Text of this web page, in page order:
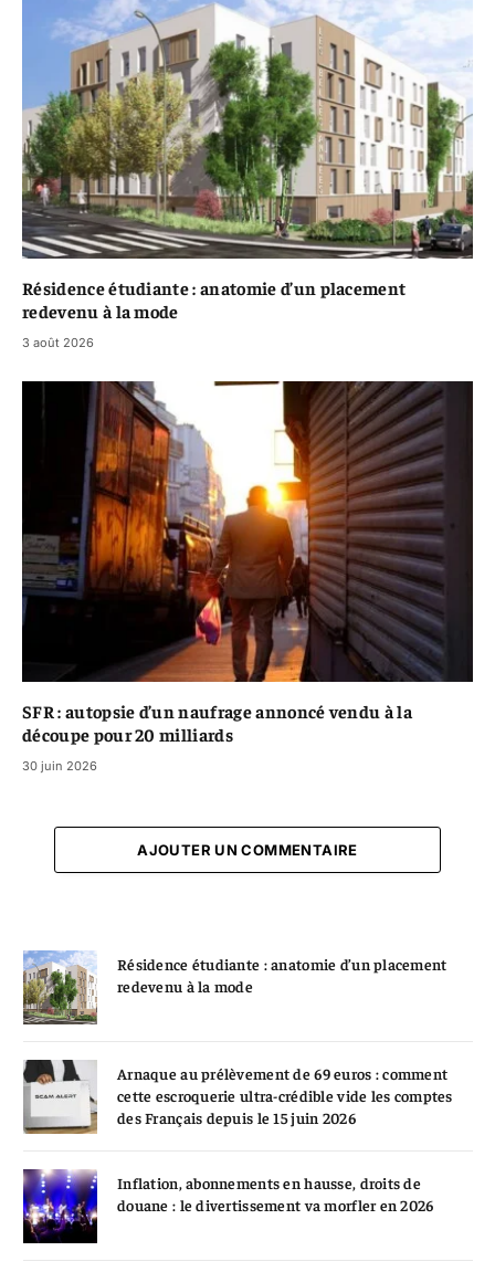
Résidence étudiante : anatomie d’un placement
redevenu à la mode
3 août 2026
SFR : autopsie d’un naufrage annoncé vendu à la
découpe pour 20 milliards
30 juin 2026
AJOUTER UN COMMENTAIRE
Résidence étudiante : anatomie d’un placement
redevenu à la mode
Arnaque au prélèvement de 69 euros : comment
cette escroquerie ultra-crédible vide les comptes
des Français depuis le 15 juin 2026
Inflation, abonnements en hausse, droits de
douane : le divertissement va morfler en 2026